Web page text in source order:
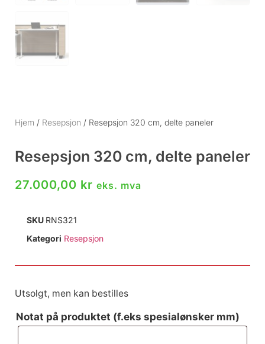
Hjem / Resepsjon / Resepsjon 320 cm, delte paneler
Resepsjon 320 cm, delte paneler
27.000,00 kr eks. mva
SKU RNS321
Kategori Resepsjon
Utsolgt, men kan bestilles
Notat på produktet (f.eks spesialønsker mm)